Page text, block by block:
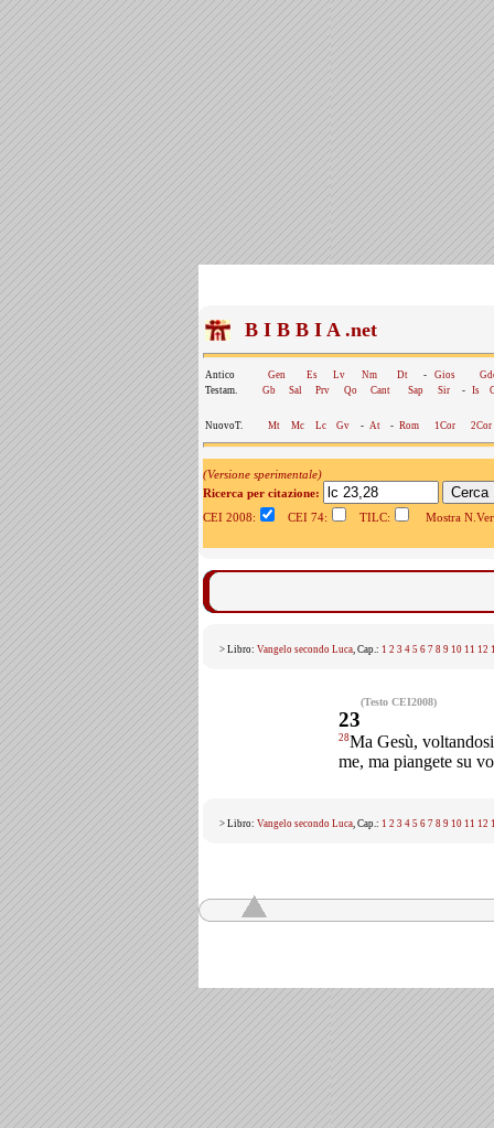
B I B B I A .net
Antico Gen Es Lv Nm Dt - Gios
Testam.
Gb Sal Prv Qo Cant Sap Sir - Is
NuovoT. Mt Mc Lc Gv - At - Rom 1Cor 2Cor
(Versione sperimentale)
Ricerca per citazione:
CEI 2008:
CEI 74: TILC: Mostra
> Libro: Vangelo secondo Luca, Cap.: 1 2 3 4 5 6 7 8 9 10 11 12
(Testo CEI2008)
23
28Ma Gesù,
me, ma piangete su
> Libro: Vangelo secondo Luca, Cap.: 1 2 3 4 5 6 7 8 9 10 11 12